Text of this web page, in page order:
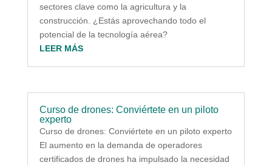
sectores clave como la agricultura y la
construcción. ¿Estás aprovechando todo el
potencial de la tecnología aérea?
LEER MÁS
Curso de drones: Conviértete en un piloto
experto
Curso de drones: Conviértete en un piloto experto
El aumento en la demanda de operadores
certificados de drones ha impulsado la necesidad